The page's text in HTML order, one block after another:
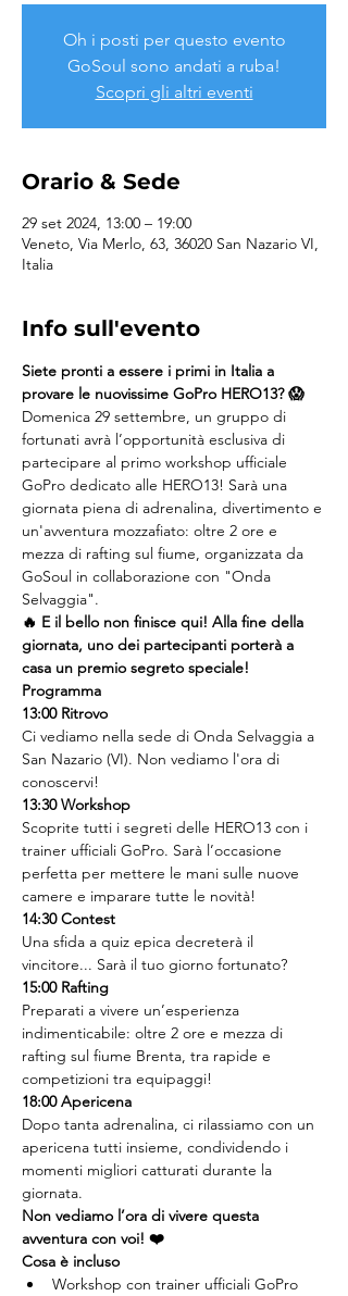
Oh i posti per questo evento
GoSoul sono andati a ruba!
Scopri gli altri eventi
Orario & Sede
29 set 2024, 13:00 – 19:00
Veneto, Via Merlo, 63, 36020 San Nazario VI,
Italia
Info sull'evento
Siete pronti a essere i primi in Italia a
provare le nuovissime GoPro HERO13? 😱
Domenica 29 settembre, un gruppo di
fortunati avrà l’opportunità esclusiva di
partecipare al primo workshop ufficiale
GoPro dedicato alle HERO13! Sarà una
giornata piena di adrenalina, divertimento e
un'avventura mozzafiato: oltre 2 ore e
mezza di rafting sul fiume, organizzata da
GoSoul in collaborazione con "Onda
Selvaggia".
🔥 E il bello non finisce qui! Alla fine della
giornata, uno dei partecipanti porterà a
casa un premio segreto speciale!
Programma
13:00 Ritrovo
Ci vediamo nella sede di Onda Selvaggia a
San Nazario (VI). Non vediamo l'ora di
conoscervi!
13:30 Workshop
Scoprite tutti i segreti delle HERO13 con i
trainer ufficiali GoPro. Sarà l’occasione
perfetta per mettere le mani sulle nuove
camere e imparare tutte le novità!
14:30 Contest
Una sfida a quiz epica decreterà il
vincitore... Sarà il tuo giorno fortunato?
15:00 Rafting
Preparati a vivere un’esperienza
indimenticabile: oltre 2 ore e mezza di
rafting sul fiume Brenta, tra rapide e
competizioni tra equipaggi!
18:00 Apericena
Dopo tanta adrenalina, ci rilassiamo con un
apericena tutti insieme, condividendo i
momenti migliori catturati durante la
giornata.
Non vediamo l’ora di vivere questa
avventura con voi! ❤️
Cosa è incluso
Workshop con trainer ufficiali GoPro